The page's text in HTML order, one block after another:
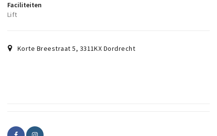
Faciliteiten
Lift
Korte Breestraat 5, 3311KX Dordrecht